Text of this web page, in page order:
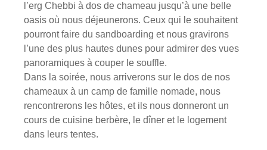
l’erg Chebbi à dos de chameau jusqu’à une belle
oasis où nous déjeunerons. Ceux qui le souhaitent
pourront faire du sandboarding et nous gravirons
l’une des plus hautes dunes pour admirer des vues
panoramiques à couper le souffle.
Dans la soirée, nous arriverons sur le dos de nos
chameaux à un camp de famille nomade, nous
rencontrerons les hôtes, et ils nous donneront un
cours de cuisine berbère, le dîner et le logement
dans leurs tentes.